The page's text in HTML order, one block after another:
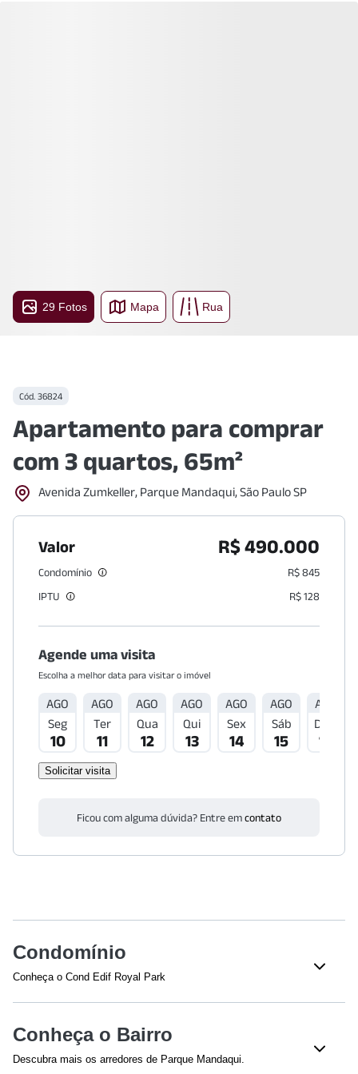
29 Fotos Mapa Rua
Cód. 36824
Apartamento para comprar
com 3 quartos, 65m²
Avenida Zumkeller, Parque Mandaqui, São Paulo SP
Valor R$ 490.000
Condomínio
R$ 845
IPTU
R$ 128
Agende uma visita
Escolha a melhor data para visitar o imóvel
AGO
Seg
10
AGO
Ter
11
AGO
Qua
12
AGO
Qui
13
AGO
Sex
14
AGO
Sáb
15
AGO
Dom
16
Solicitar visita
Ficou com alguma dúvida? Entre emcontato
Condomínio
Conheça o Cond Edif Royal Park
Conheça o Bairro
Descubra mais os arredores de Parque Mandaqui.